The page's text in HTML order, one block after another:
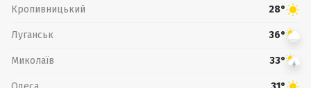
Кропивницький 28°
Луганськ 36°
Миколаїв 33°